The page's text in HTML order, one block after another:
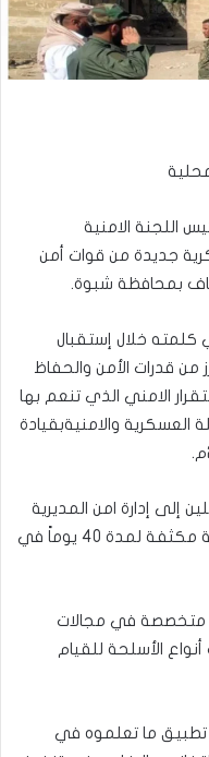
اللجنة الامنية
جديدة من قوات أمن
بمحافظة شبوة.
كلمته خلال إستقبال
من قدرات الأمن والحفاظ
الامني الذي تنعم بها
العسكرية والامنيةبقيادة
إلى إدارة امن المديرية
عددهم 23 فرداً، خضعوا لدورة عسكرية مكثفة لمدة 40 يوماً في
متخصصة في مجالات
الأسلحة للقيام
تطبيق ما تعلموه في